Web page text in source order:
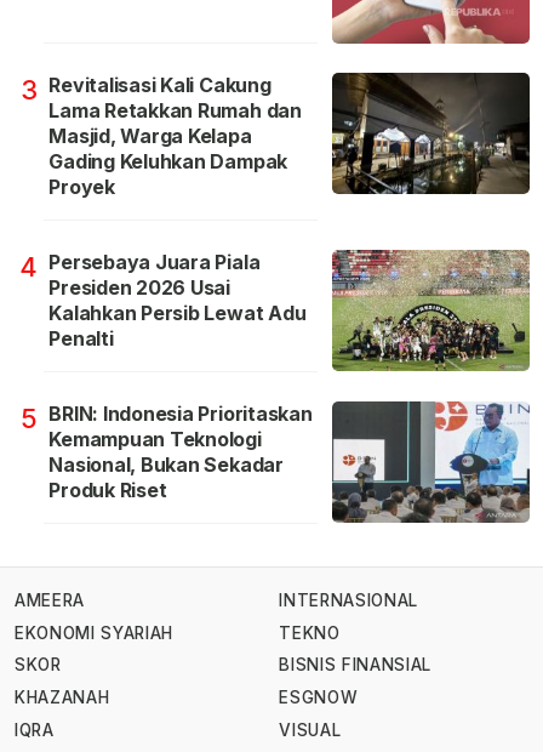
3 Revitalisasi Kali Cakung
Lama Retakkan Rumah dan
Masjid, Warga Kelapa
Gading Keluhkan Dampak
Proyek
4 Persebaya Juara Piala
Presiden 2026 Usai
Kalahkan Persib Lewat Adu
Penalti
5 BRIN: Indonesia Prioritaskan
Kemampuan Teknologi
Nasional, Bukan Sekadar
Produk Riset
AMEERA
EKONOMI SYARIAH
SKOR
KHAZANAH
IQRA
INTERNASIONAL
TEKNO
BISNIS FINANSIAL
ESGNOW
VISUAL